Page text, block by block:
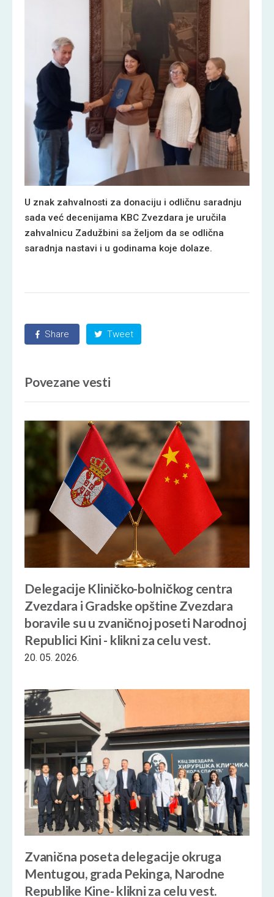
U znak zahvalnosti za donaciju i odličnu saradnju
sada već decenijama KBC Zvezdara je uručila
zahvalnicu Zadužbini sa željom da se odlična
saradnja nastavi i u godinama koje dolaze.
Share Tweet
Povezane vesti
Delegacije Kliničko-bolničkog centra
Zvezdara i Gradske opštine Zvezdara
boravile su u zvaničnoj poseti Narodnoj
Republici Kini - klikni za celu vest.
20. 05. 2026.
Zvanična poseta delegacije okruga
Mentugou, grada Pekinga, Narodne
Republike Kine- klikni za celu vest.